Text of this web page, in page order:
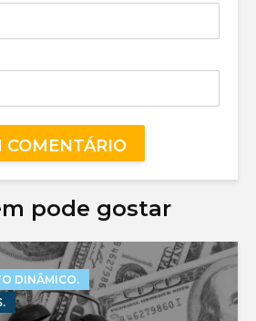
pode gostar
DINÂMICO.